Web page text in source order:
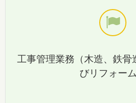
工事管理業務（木造、鉄骨
びリフォーム